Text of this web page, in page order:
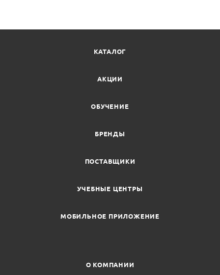
КАТАЛОГ
АКЦИИ
ОБУЧЕНИЕ
БРЕНДЫ
ПОСТАВЩИКИ
УЧЕБНЫЕ ЦЕНТРЫ
МОБИЛЬНОЕ ПРИЛОЖЕНИЕ
О КОМПАНИИ